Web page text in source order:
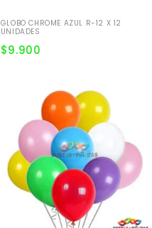
GLOBO CHROME AZUL R-12 X 12
UNIDADES
$9.900